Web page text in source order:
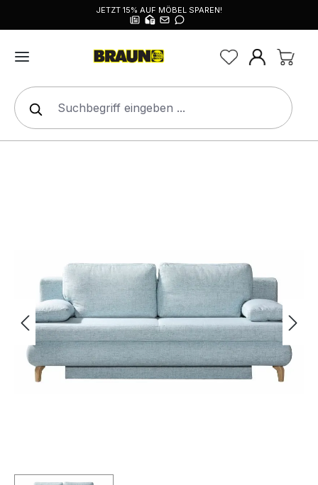
JETZT 15% AUF MÖBEL SPAREN!